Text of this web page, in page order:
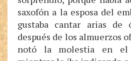
saxofón a la esposa del
gustaba cantar arias de
después de los almuerzos
notó la molestia en el